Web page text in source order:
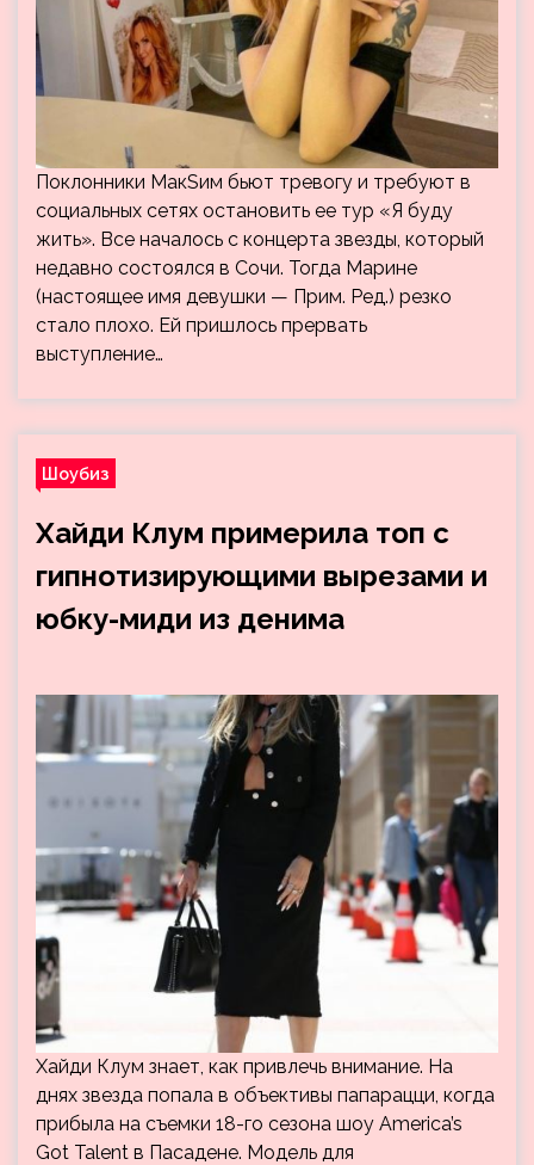
Поклонники МакSим бьют тревогу и требуют в
социальных сетях остановить ее тур «Я буду
жить». Все началось с концерта звезды, который
недавно состоялся в Сочи. Тогда Марине
(настоящее имя девушки — Прим. Ред.) резко
стало плохо. Ей пришлось прервать
выступление…
Шоубиз
Хайди Клум примерила топ с
гипнотизирующими вырезами и
юбку-миди из денима
Хайди Клум знает, как привлечь внимание. На
днях звезда попала в объективы папарацци, когда
прибыла на съемки 18-го сезона шоу America’s
Got Talent в Пасадене. Модель для